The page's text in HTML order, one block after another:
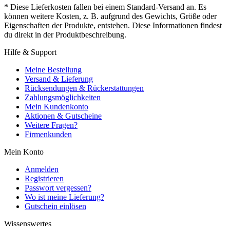
* Diese Lieferkosten fallen bei einem Standard-Versand an. Es
können weitere Kosten, z. B. aufgrund des Gewichts, Größe oder
Eigenschaften der Produkte, entstehen. Diese Informationen findest
du direkt in der Produktbeschreibung.
Hilfe & Support
Meine Bestellung
Versand & Lieferung
Rücksendungen & Rückerstattungen
Zahlungsmöglichkeiten
Mein Kundenkonto
Aktionen & Gutscheine
Weitere Fragen?
Firmenkunden
Mein Konto
Anmelden
Registrieren
Passwort vergessen?
Wo ist meine Lieferung?
Gutschein einlösen
Wissenswertes